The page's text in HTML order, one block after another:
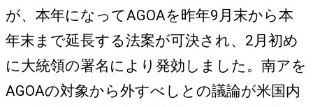
が、本年になってAGOAを昨年9月末から本
年末まで延長する法案が可決され、2月初め
に大統領の署名により発効しました。南アを
AGOAの対象から外すべしとの議論が米国内